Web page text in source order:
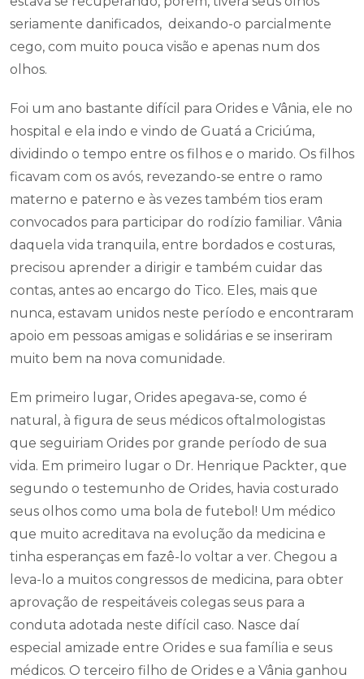
seriamente danificados, deixando-o parcialmente
cego, com muito pouca visão e apenas num dos
olhos.
Foi um ano bastante difícil para Orides e Vânia, ele no
hospital e ela indo e vindo de Guatá a Criciúma,
dividindo o tempo entre os filhos e o marido. Os filhos
ficavam com os avós, revezando-se entre o ramo
materno e paterno e às vezes também tios eram
convocados para participar do rodízio familiar. Vânia
daquela vida tranquila, entre bordados e costuras,
precisou aprender a dirigir e também cuidar das
contas, antes ao encargo do Tico. Eles, mais que
nunca, estavam unidos neste período e encontraram
apoio em pessoas amigas e solidárias e se inseriram
muito bem na nova comunidade.
Em primeiro lugar, Orides apegava-se, como é
natural, à figura de seus médicos oftalmologistas
que seguiriam Orides por grande período de sua
vida. Em primeiro lugar o Dr. Henrique Packter, que
segundo o testemunho de Orides, havia costurado
seus olhos como uma bola de futebol! Um médico
que muito acreditava na evolução da medicina e
tinha esperanças em fazê-lo voltar a ver. Chegou a
leva-lo a muitos congressos de medicina, para obter
aprovação de respeitáveis colegas seus para a
conduta adotada neste difícil caso. Nasce daí
especial amizade entre Orides e sua família e seus
médicos. O terceiro filho de Orides e a Vânia ganhou